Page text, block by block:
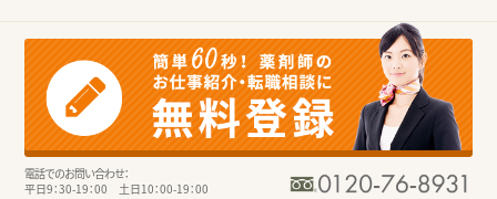
電話でのお問い合わせ：
平日9：30-19：00 土日10：00-19：00